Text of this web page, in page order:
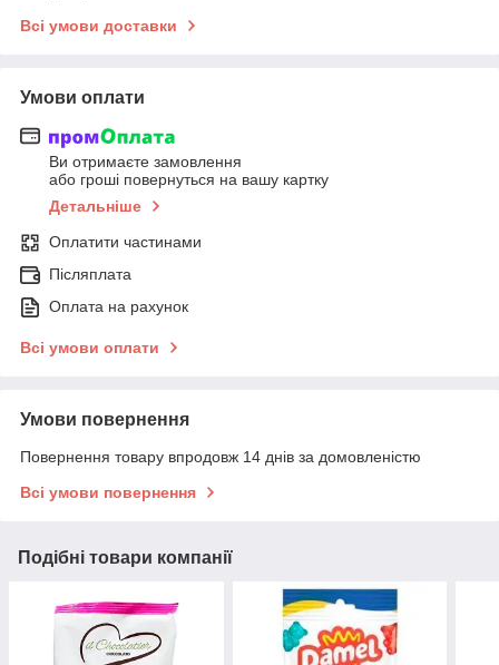
Всі умови доставки
Умови оплати
Ви отримаєте замовлення
або гроші повернуться на вашу картку
Детальніше
Оплатити частинами
Післяплата
Оплата на рахунок
Всі умови оплати
Умови повернення
Повернення товару впродовж 14 днів за домовленістю
Всі умови повернення
Подібні товари компанії